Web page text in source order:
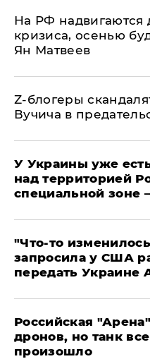
На РФ надвигаются
кризиса, осенью
Ян Матвеев
Z-блогеры
Вучича в
У Украины уже
над территорией
специальной зоне
​"Что-то
запросила у США
передать Украине
​Российская
дронов, но танк
произошло